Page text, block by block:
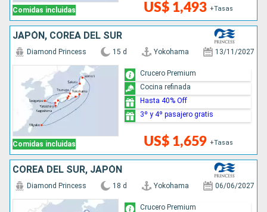
Comidas incluidas US$ 1,493 +Tasas
JAPÓN, COREA DEL SUR
Comidas incluidas
Diamond Princess 15 d Yokohama 13/11/2027
US$ 1,659 +Tasas
Crucero Premium
Cocina refinada
Hasta 40% Off
3º y 4º pasajero gratis
COREA DEL SUR, JAPÓN
Diamond Princess 18 d Yokohama 06/06/2027
Crucero Premium